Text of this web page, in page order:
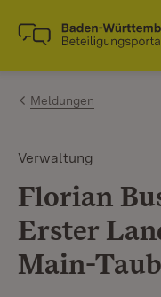
Zum Inhalt
Link zur Startseite
Meldungen
Verwaltung
Florian
Erster
Main-